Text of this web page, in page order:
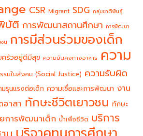
CSR Migrant SDG กลุ่มชาติพันธุ์
บัติ การพัฒนาสถานศึกษา การพัฒนา
น การมีส่วนร่วมของเด็ก
ครัวอยู่ดีมีสุข ความมั่นคงทางอาหาร ความ
รมในสังคม (Social Justice) ความรับผิด
มรุนแรงต่อเด็ก ความเชื่อและการพัฒนา งาน
าสา ทักษะชีวิตเยาวชน ทักษะ
การพัฒนาเด็ก น้ำเพื่อชีวิต บริการ